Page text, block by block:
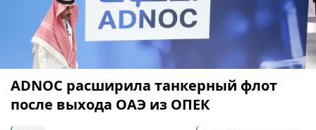
ADNOC расширила танкерный флот
после выхода ОАЭ из ОПЕК